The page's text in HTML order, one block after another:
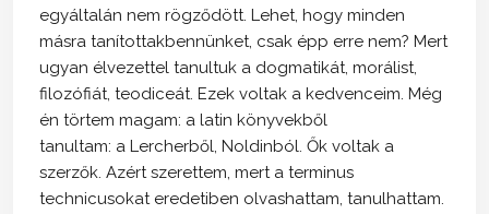
egyáltalán nem rögződött. Lehet, hogy minden
másra tanítottakbennünket, csak épp erre nem? Mert
ugyan élvezettel tanultuk a dogmatikát, morálist,
filozófiát, teodiceát. Ezek voltak a kedvenceim. Még
én törtem magam: a latin könyvekből
tanultam: a Lercherből, Noldinból. Ők voltak a
szerzők. Azért szerettem, mert a terminus
technicusokat eredetiben olvashattam, tanulhattam.